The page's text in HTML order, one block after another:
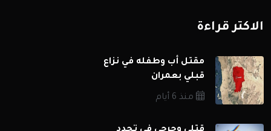
الاكثر قراءة
مقتل أب وطفله في نزاع
قبلي بعمران
منذ 6 أيام